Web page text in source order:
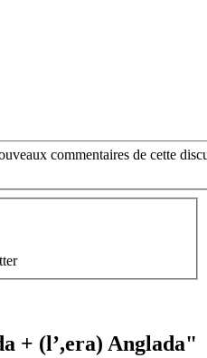
commentaires de cette
+ (l’,era) Anglada"